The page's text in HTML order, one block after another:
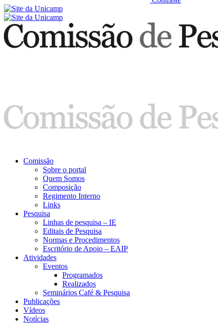
Comissão
Sobre o portal
Quem Somos
Composição
Regimento Interno
Links
Pesquisa
Linhas de pesquisa – IE
Editais de Pesquisa
Normas e Procedimentos
Escritório de Apoio – EAIP
Atividades
Eventos
Programados
Realizados
Seminários Café & Pesquisa
Publicações
Vídeos
Notícias